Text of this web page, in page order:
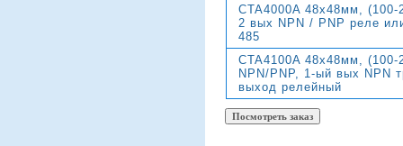
CTA4000A 48x48мм,
2 вых NPN / PNP реле
485
CTA4100A 48x48мм,
NPN/PNP, 1-ый вых NPN
выход релейный